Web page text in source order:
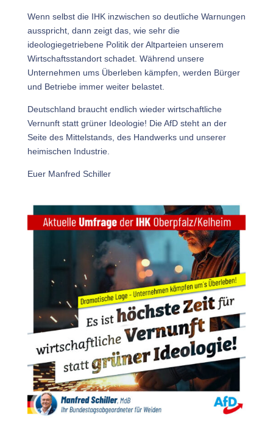
Wenn selbst die IHK inzwischen so deutliche Warnungen
ausspricht, dann zeigt das, wie sehr die
ideologiegetriebene Politik der Altparteien unserem
Wirtschaftsstandort schadet. Während unsere
Unternehmen ums Überleben kämpfen, werden Bürger
und Betriebe immer weiter belastet.
Deutschland braucht endlich wieder wirtschaftliche
Vernunft statt grüner Ideologie! Die AfD steht an der
Seite des Mittelstands, des Handwerks und unserer
heimischen Industrie.
Euer Manfred Schiller